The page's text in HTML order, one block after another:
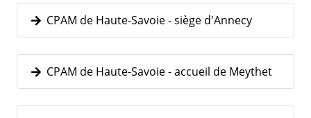
CPAM de Haute-Savoie - siège d'Annecy
CPAM de Haute-Savoie - accueil de Meythet